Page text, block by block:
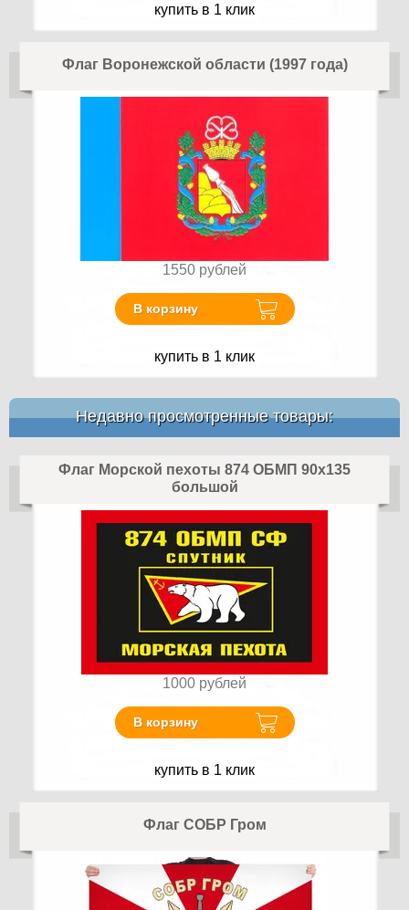
купить в 1 клик
Флаг Воронежской области (1997 года)
1550 рублей
В корзину
купить в 1 клик
Недавно просмотренные товары:
Флаг Морской пехоты 874 ОБМП 90х135
большой
1000 рублей
В корзину
купить в 1 клик
Флаг СОБР Гром